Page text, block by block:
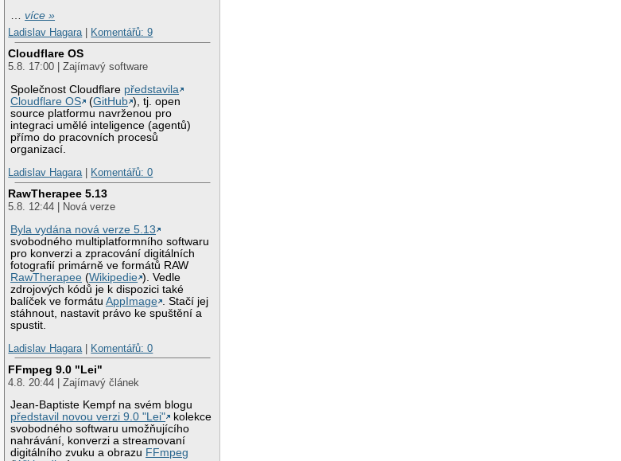
…více »
Ladislav Hagara| Komentářů: 9
Cloudflare OS
5.8. 17:00 | Zajímavý software
Společnost Cloudflare představila
Cloudflare OS
(GitHub ), tj. open
source platformu navrženou pro
integraci umělé inteligence (agentů)
přímo do pracovních procesů
organizací.
Ladislav Hagara| Komentářů: 0
RawTherapee 5.13
5.8. 12:44 | Nová verze
Byla vydána nová verze 5.13
svobodného multiplatformního softwaru
pro konverzi a zpracování digitálních
fotografií primárně ve formátů RAW
RawTherapee (Wikipedie ). Vedle
zdrojových kódů je k dispozici také
balíček ve formátuAppImage
. Stačí jej
stáhnout, nastavit právo ke spuštění a
spustit.
Ladislav Hagara| Komentářů: 0
FFmpeg 9.0 "Lei"
4.8. 20:44 | Zajímavý článek
Jean-Baptiste Kempf na svém blogu
představil novou verzi 9.0 "Lei"
kolekce
svobodného softwaru umožňujícího
nahrávání, konverzi a streamovaní
digitálního zvuku a obrazu FFmpeg